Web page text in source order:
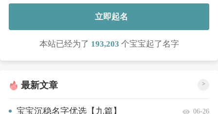
立即起名
本站已经为了 193,203 个宝宝起了名字
最新文章 >
宝宝沉稳名字优选【九篇】 06-26